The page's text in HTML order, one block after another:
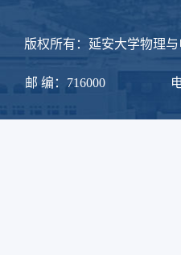
与电子信
邮 编：716000